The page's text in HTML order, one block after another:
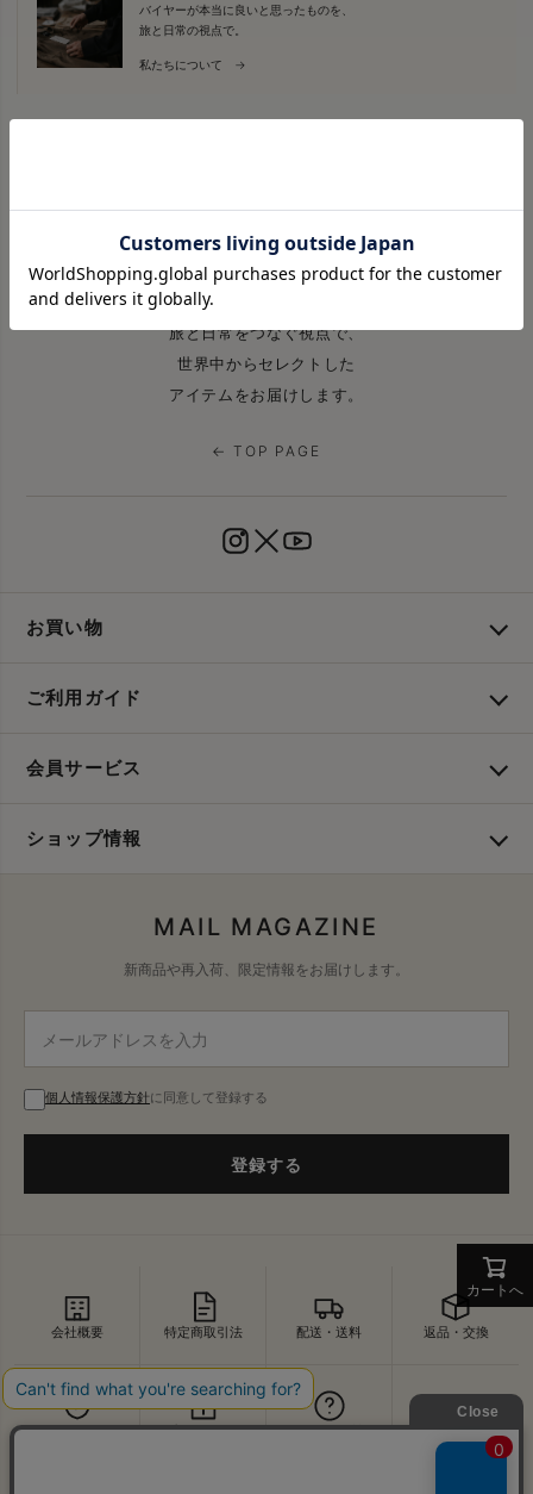
カートへ
バイヤーが本当に良いと思ったものを、
旅と日常の視点で。
私たちについて →
VDS BIRDS EYE
旅と日常をつなぐ視点で、
世界中からセレクトした
アイテムをお届けします。
← TOP PAGE
お買い物
ご利用ガイド
会員サービス
ショップ情報
MAIL MAGAZINE
新商品や再入荷、限定情報をお届けします。
個人情報保護方針に同意して登録する
登録する
会社概要 特定商取引法 配送・送料 返品・交換
セキュリティ プライバシー よくあるご質問 お問い合わせ